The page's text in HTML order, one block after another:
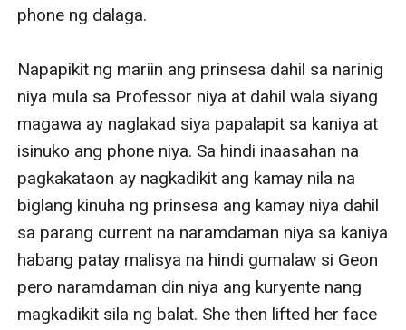
phone ng dalaga.
Napapikit ng mariin ang prinsesa dahil sa narinig
niya mula sa Professor niya at dahil wala siyang
magawa ay naglakad siya papalapit sa kaniya at
isinuko ang phone niya. Sa hindi inaasahan na
pagkakataon ay nagkadikit ang kamay nila na
biglang kinuha ng prinsesa ang kamay niya dahil
sa parang current na naramdaman niya sa kaniya
habang patay malisya na hindi gumalaw si Geon
pero naramdaman din niya ang kuryente nang
magkadikit sila ng balat. She then lifted her face